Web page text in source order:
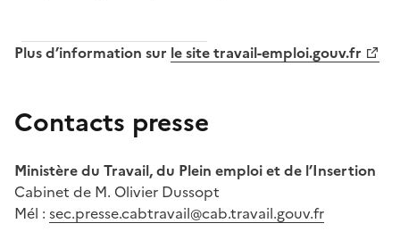
Plus d’information sur le site travail-emploi.gouv.fr
Contacts presse
Ministère du Travail, du Plein emploi et de l’Insertion
Cabinet de M. Olivier Dussopt
Mél : sec.presse.cabtravail@cab.travail.gouv.fr